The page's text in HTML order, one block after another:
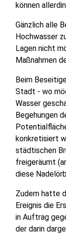
können
Gänzlich alle
Hochwasser
Lagen nicht
Maßnahmen
Beim
Stadt - wo
Wasser
Begehungen
konkretisiert
städtischen
freigeräumt
diese
Zudem hatte
Ereignis die
in Auftrag
der darin